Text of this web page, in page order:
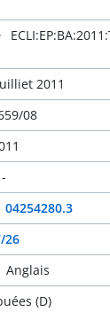
2011
08
-
04254280.3
26
Anglais
(D)